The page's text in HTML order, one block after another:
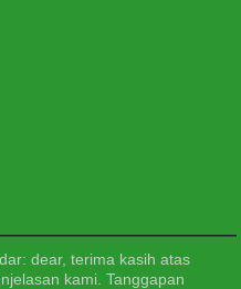
dear, terima kasih atas
kami. Tanggapan